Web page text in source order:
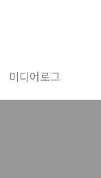
미디어로그